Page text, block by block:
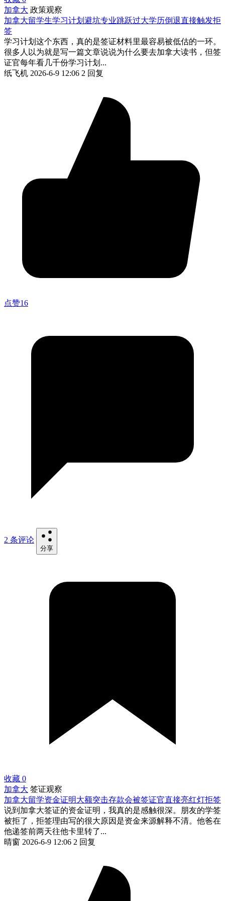
加拿大 政策观察
加拿大留学生学习计划避坑专业跳跃过大学历倒退直接触发拒
签
学习计划这个东西，真的是签证材料里最容易被低估的一环。
很多人以为就是写一篇文章说说为什么要去加拿大读书，但签
证官每年看几千份学习计划...
纸飞机 2026-6-9 12:06 2 回复
点赞16
2 条评论
分享
收藏 0
加拿大 签证观察
加拿大留学资金证明大额突击存款会被签证官直接亮红灯拒签
说到加拿大签证的资金证明，我真的是感触很深。朋友的学签
被拒了，拒签理由写的很大原因是资金来源解释不清。他爸在
他递签前两天往他卡里转了...
晴窗 2026-6-9 12:06 2 回复